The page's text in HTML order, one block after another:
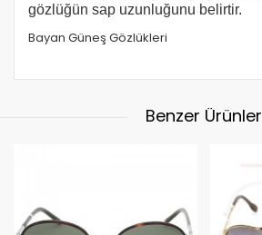
gözlüğün sap uzunluğunu belirtir.
Bayan Güneş Gözlükleri
Benzer Ürünler